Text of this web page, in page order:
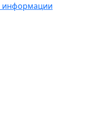
информации